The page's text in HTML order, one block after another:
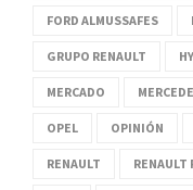
FORD ALMUSSAFES
GRUPO RENAULT
MERCADO
OPEL OPINIÓN
RENAULT RENAULT